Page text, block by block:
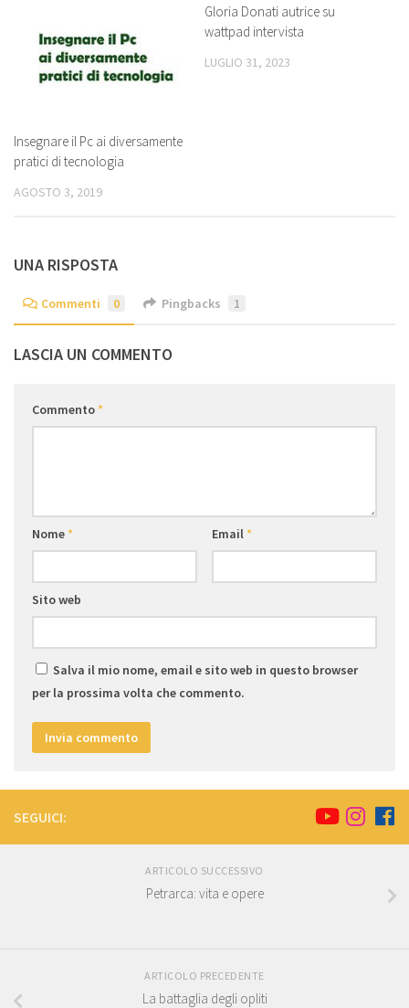
Insegnare il Pc ai diversamente
pratici di tecnologia
AGOSTO 3, 2019
Gloria Donati autrice su
wattpad intervista
LUGLIO 31, 2023
UNA RISPOSTA
Commenti 0 Pingbacks 1
LASCIA UN COMMENTO
Commento*
Nome* Email*
Sito web
Salva il mio nome, email e sito web in questo browser
per la prossima volta che commento.
SEGUICI:
ARTICOLO SUCCESSIVO
Petrarca: vita e opere
ARTICOLO PRECEDENTE
La battaglia degli opliti